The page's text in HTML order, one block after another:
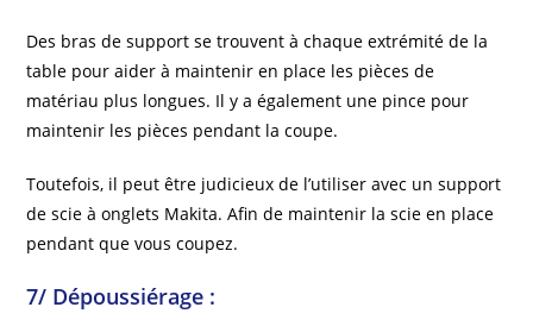
Des bras de support se trouvent à chaque extrémité de la
table pour aider à maintenir en place les pièces de
matériau plus longues. Il y a également une pince pour
maintenir les pièces pendant la coupe.
Toutefois, il peut être judicieux de l’utiliser avec un support
de scie à onglets Makita. Afin de maintenir la scie en place
pendant que vous coupez.
7/ Dépoussiérage :